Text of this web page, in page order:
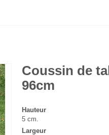
Coussin de
96cm
Hauteur
5 cm.
Largeur